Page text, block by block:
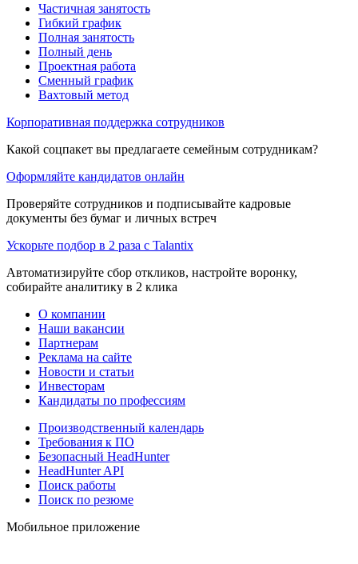
Частичная занятость
Гибкий график
Полная занятость
Полный день
Проектная работа
Сменный график
Вахтовый метод
Корпоративная поддержка сотрудников
Какой соцпакет вы предлагаете семейным сотрудникам?
Оформляйте кандидатов онлайн
Проверяйте сотрудников и подписывайте кадровые
документы без бумаг и личных встреч
Ускорьте подбор в 2 раза с Talantix
Автоматизируйте сбор откликов, настройте воронку,
собирайте аналитику в 2 клика
О компании
Наши вакансии
Партнерам
Реклама на сайте
Новости и статьи
Инвесторам
Кандидаты по профессиям
Производственный календарь
Требования к ПО
Безопасный HeadHunter
HeadHunter API
Поиск работы
Поиск по резюме
Мобильное приложение